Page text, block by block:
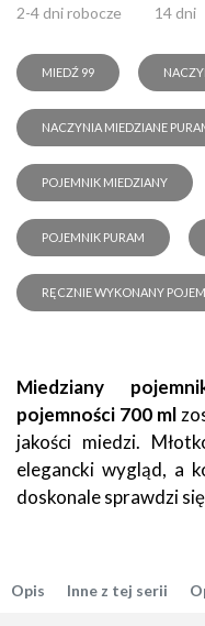
2-4 dni robocze
14 dni
MIEDŹ 99
NACZYNIA MIEDZIANE
POJEMNIK MIEDZIANY
POJEMNIK PURAM
RĘCZNIE WYKONANY
Miedziany
pojemności 700 ml
jakości miedzi.
elegancki wygląd, a
doskonale sprawdzi
Opis Inne z tej serii